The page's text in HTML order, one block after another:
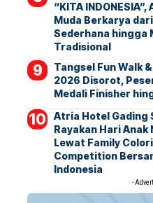
“KITA INDONESIA”,
Muda Berkarya
Sederhana hingga
Tradisional
Tangsel Fun Walk
2026 Disorot,
Medali Finisher
Atria Hotel Gading
Rayakan Hari Anak
Lewat Family
Competition
Indonesia
-